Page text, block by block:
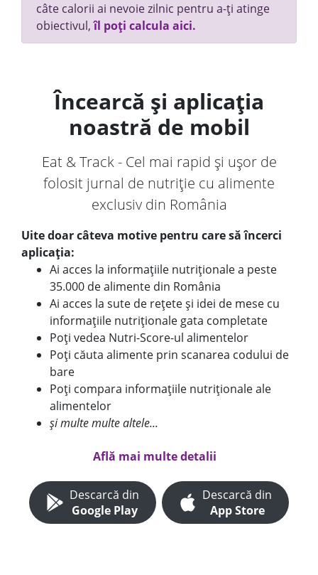
câte calorii ai nevoie zilnic pentru a-ți atinge
obiectivul,îl poți calcula aici.
Încearcă și aplicația
noastră de mobil
Eat & Track - Cel mai rapid și ușor de
folosit jurnal de nutriție cu alimente
exclusiv din România
Uite doar câteva motive pentru care să încerci
aplicația:
Ai acces la informațiile nutriționale a peste
35.000 de alimente din România
Ai acces la sute de rețete și idei de mese cu
informațiile nutriționale gata completate
Poți vedea Nutri-Score-ul alimentelor
Poți căuta alimente prin scanarea codului de
bare
Poți compara informațiile nutriționale ale
alimentelor
și multe multe altele...
Află mai multe detalii
Descarcă din
Google Play
Descarcă din
App Store